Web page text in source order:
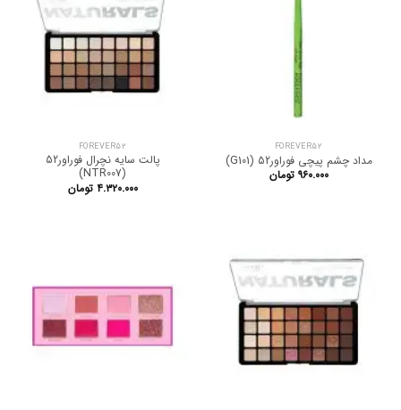
FOREVER52
مداد چشم پیچی فوراور52 (G101)
۹۶۰.۰۰۰ تومان
FOREVER52
پالت سایه نچرال فوراور52
(NTR007)
۴.۳۲۰.۰۰۰ تومان